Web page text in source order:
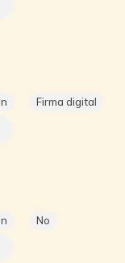
Firma digital
No